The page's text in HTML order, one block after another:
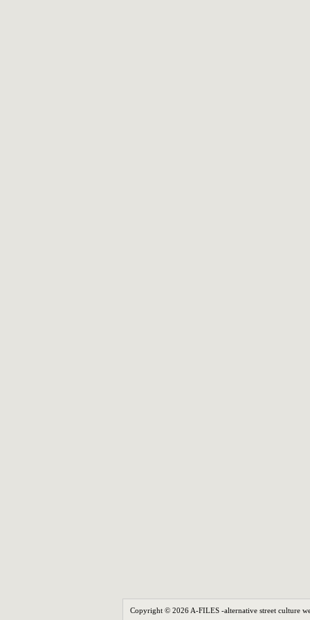
Copyright © 2026 A-FILES -alternative street culture